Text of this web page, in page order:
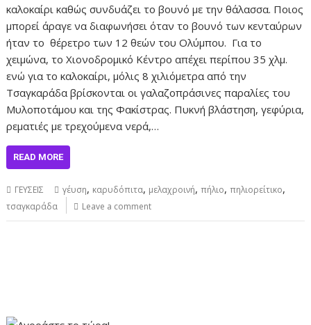
καλοκαίρι καθώς συνδυάζει το βουνό με την θάλασσα. Ποιος
μπορεί άραγε να διαφωνήσει όταν το βουνό των κενταύρων
ήταν το θέρετρο των 12 θεών του Ολύμπου. Για το
χειμώνα, το Χιονοδρομικό Κέντρο απέχει περίπου 35 χλμ.
ενώ για το καλοκαίρι, μόλις 8 χιλιόμετρα από την
Τσαγκαράδα βρίσκονται οι γαλαζοπράσινες παραλίες του
Μυλοποτάμου και της Φακίστρας. Πυκνή βλάστηση, γεφύρια,
ρεματιές με τρεχούμενα νερά,…
READ MORE
ΓΕΥΣΕΙΣ γέυση, καρυδόπιτα, μελαχροινή,πήλιο,πηλιορείτικο,
τσαγκαράδα Leave a comment